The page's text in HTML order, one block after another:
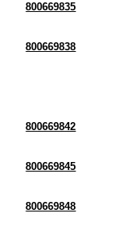
800669835
800669838
800669842
800669845
800669848